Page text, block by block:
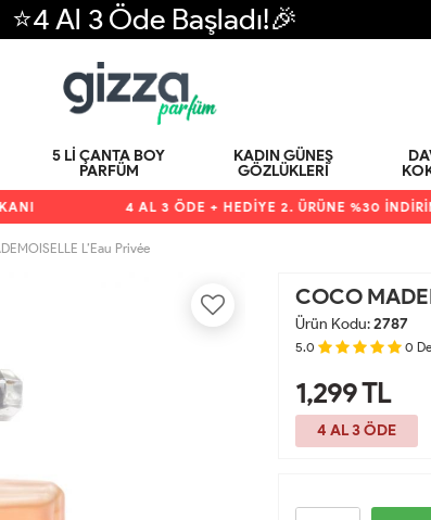
⭐4 Al 3 Öde Başladı!🎉
5 LI ÇANTA BOY
PARFÜM
KADIN GÜNEŞ
GÖZLÜKLERI
4 AL 3 ÖDE + HEDİYE 2. ÜRÜNE %30 İNDİRİM
L’Eau Privée
COCO
Ürün Kodu:2787
5.0 0
1,299TL
4 AL 3 ÖDE